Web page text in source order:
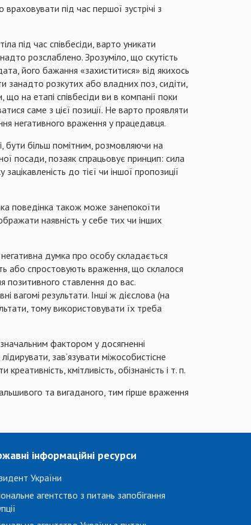
під час першої зустрічі з
під час співбесіди, варто уникати
розслаблено. Зрозуміло, що скутість
його бажання «захиститися» від якихось
занадто розкутих або владних поз, сидіти,
що на етапі співбесіди ви в компанії поки
саме з цієї позиції. Не варто проявляти
негативного враження у працедавця.
бути більш помітним, розмовляючи на
посади, позаяк спрацьовує принцип: сила
до тієї чи іншої пропозиції
поведінка також може занепокоїти
наявність у себе тих чи інших
думка про особу складається
або спростовують враження, що склалося
позитивного ставлення до вас.
вагомі результати. Інші ж дієслова (на
тому використовувати їх треба
фактором у досягненні
зав’язувати міжособистісне
кмітливість, обізнаність і т. п.
та вигаданого, тим гірше враження
інформаційні ресурси
України
агентство з питань запобігання